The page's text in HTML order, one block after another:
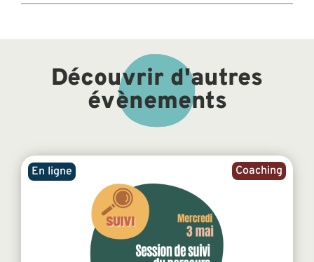
Découvrir d'autres
évènements
Coaching
En ligne